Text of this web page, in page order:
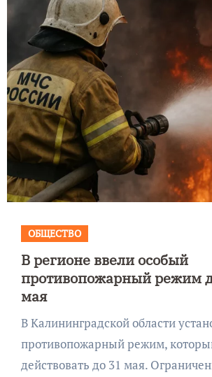
ОБЩЕСТВО
В регионе ввели особый
противопожарный режим
мая
В Калининградской области установлен особый
противопожарный режим,
действовать до 31 мая.